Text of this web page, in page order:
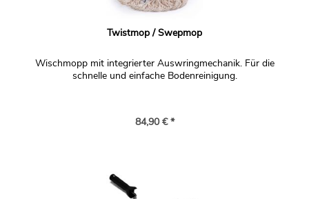
Twistmop / Swepmop
Wischmopp mit integrierter Auswringmechanik. Für die
schnelle und einfache Bodenreinigung.
84,90 € *